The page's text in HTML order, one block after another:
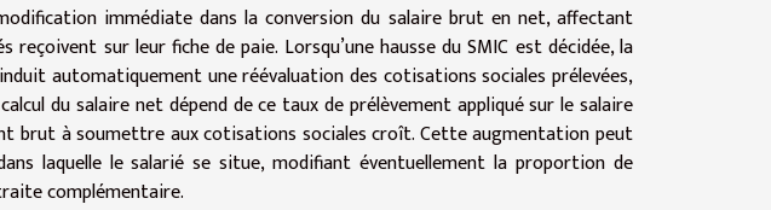
immédiate dans la conversion du salaire brut en net, affectant
sur leur fiche de paie. Lorsqu’une hausse du SMIC est décidée, la
automatiquement une réévaluation des cotisations sociales prélevées,
du salaire net dépend de ce taux de prélèvement appliqué sur le salaire
brut à soumettre aux cotisations sociales croît. Cette augmentation peut
laquelle le salarié se situe, modifiant éventuellement la proportion de
complémentaire.